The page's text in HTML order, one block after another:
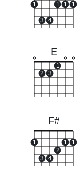
1
3 4
1 1 1
E
o
2 3
1
o o
F#
1
3 4
2
1 1